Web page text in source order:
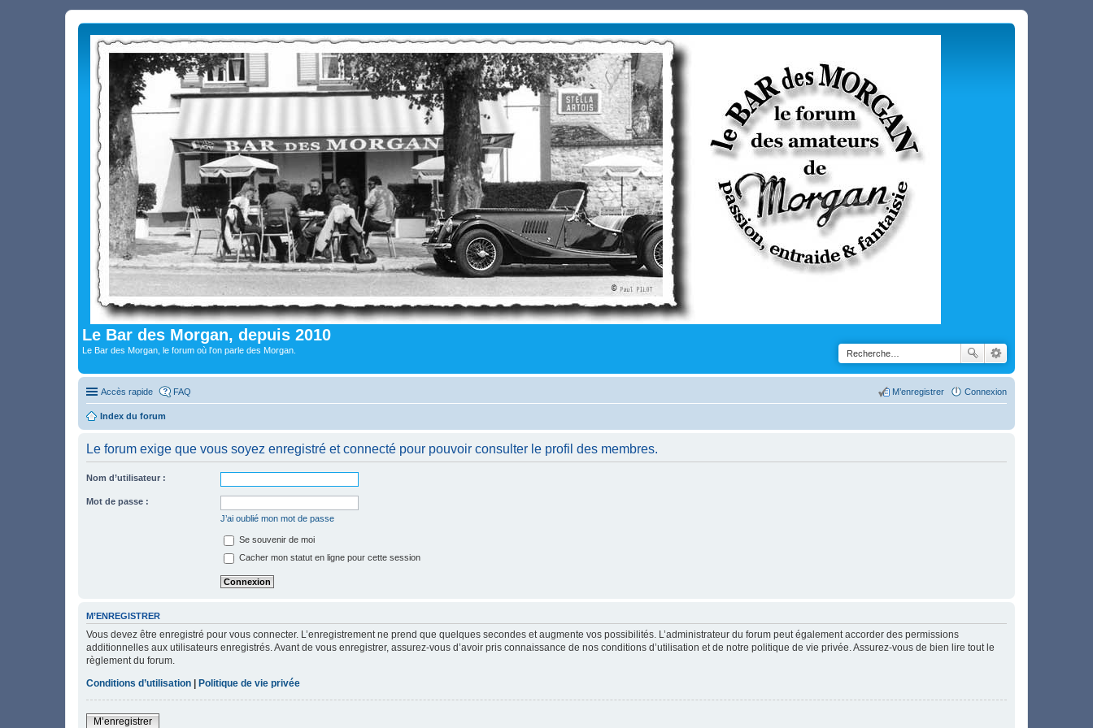
Le Bar des Morgan, depuis 2010
Le Bar des Morgan, le forum où l'on parle des Morgan.
Accès rapide FAQ Connexion
M’enregistrer
Index du forum
Le forum exige que vous soyez enregistré et connecté pour pouvoir consulter le profil des membres.
Nom d’utilisateur :
Mot de passe :
J’ai oublié mon mot de passe
Se souvenir de moi
Cacher mon statut en ligne pour cette session
M’ENREGISTRER
Vous devez être enregistré pour vous connecter. L’enregistrement ne prend que quelques secondes et augmente vos possibilités. L’administrateur du forum peut également accorder des permissions
additionnelles aux utilisateurs enregistrés. Avant de vous enregistrer, assurez-vous d’avoir pris connaissance de nos conditions d’utilisation et de notre politique de vie privée. Assurez-vous de bien lire tout le
règlement du forum.
Conditions d’utilisation
Politique de vie privée
M’enregistrer